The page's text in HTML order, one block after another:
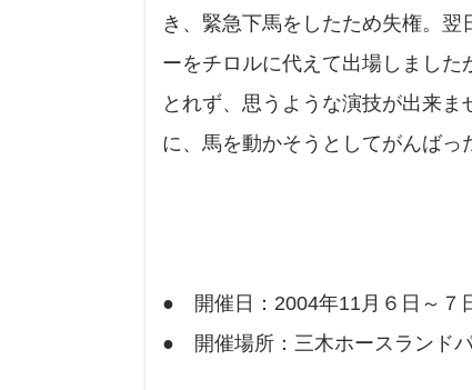
き、緊急下馬をしたため失権。
ーをチロルに代えて出場しまし
とれず、思うような演技が出来
に、馬を動かそうとしてがんばっ
● 開催日：2004年11月６日～７
● 開催場所：三木ホースランド